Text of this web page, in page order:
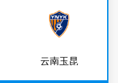
NBA库里
云南玉昆